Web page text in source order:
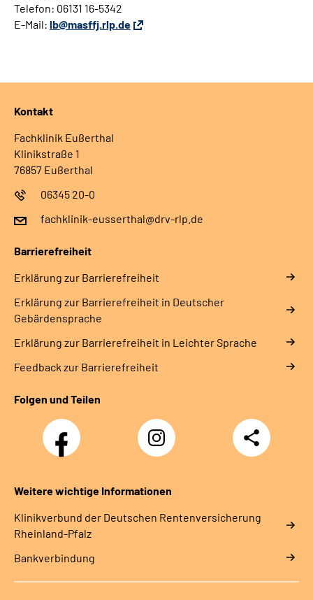
Telefon: 06131 16-5342
E-Mail: lb@masffj.rlp.de
Kontakt
Fachklinik Eußerthal
Klinikstraße 1
76857 Eußerthal
06345 20-0
fachklinik-eusserthal@drv-rlp.de
Barrierefreiheit
Erklärung zur Barrierefreiheit
Erklärung zur Barrierefreiheit in Deutscher
Gebärdensprache
Erklärung zur Barrierefreiheit in Leichter Sprache
Feedback zur Barrierefreiheit
Folgen und Teilen
Facebook
Instagram
DRV
Nachwuchskräfte
Teilen
Weitere wichtige Informationen
Klinikverbund der Deutschen Rentenversicherung
Rheinland-Pfalz
Bankverbindung